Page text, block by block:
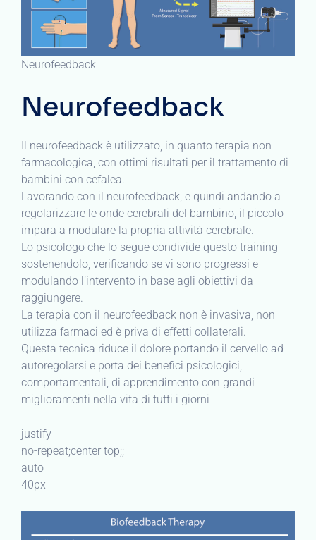
Neurofeedback
Neurofeedback
Il neurofeedback è utilizzato, in quanto terapia non
farmacologica, con ottimi risultati per il trattamento di
bambini con cefalea.
Lavorando con il neurofeedback, e quindi andando a
regolarizzare le onde cerebrali del bambino, il piccolo
impara a modulare la propria attività cerebrale.
Lo psicologo che lo segue condivide questo training
sostenendolo, verificando se vi sono progressi e
modulando l’intervento in base agli obiettivi da
raggiungere.
La terapia con il neurofeedback non è invasiva, non
utilizza farmaci ed è priva di effetti collaterali.
Questa tecnica riduce il dolore portando il cervello ad
autoregolarsi e porta dei benefici psicologici,
comportamentali, di apprendimento con grandi
miglioramenti nella vita di tutti i giorni
justify
no-repeat;center top;;
auto
40px